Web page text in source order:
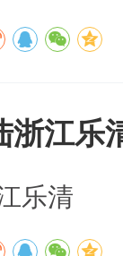
浙江乐
乐清